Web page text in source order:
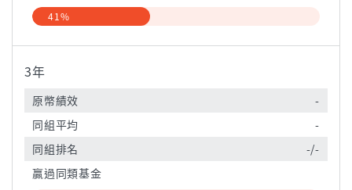
41%
3年
原幣績效
-
同組平均
-
同組排名
-/-
贏過同類基金